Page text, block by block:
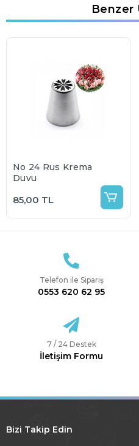
Benzer
No 24 Rus Krema
Duyu
85,00 TL
Telefon ile Sipariş
0553 620 62 95
7 / 24 Destek
İletişim Formu
Bizi Takip Edin